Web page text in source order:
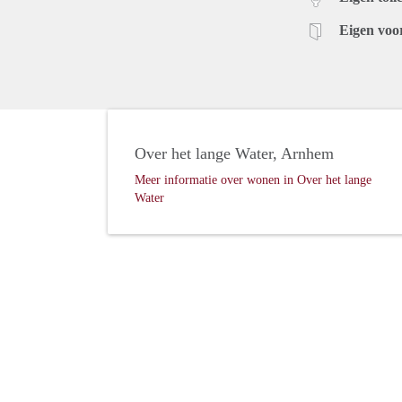
Eigen
Over het lange Water, Arnhem
Meer informatie over wonen in Over het lange
Water